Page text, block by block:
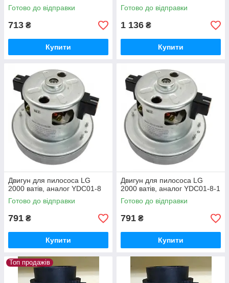
Готово до відправки
713 ₴
Купити
Готово до відправки
1 136 ₴
Купити
Двигун для пилососа LG
2000 ватів, аналог YDC01-8
Готово до відправки
791 ₴
Купити
Двигун для пилососа LG
2000 ватів, аналог YDC01-8-1
Готово до відправки
791 ₴
Купити
Топ продажів